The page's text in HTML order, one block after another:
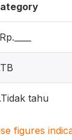
tahu
figures